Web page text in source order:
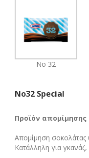
No 32
Νο32 Special
Προϊόν
Απομίμηση σοκολάτας
Κατάλληλη για